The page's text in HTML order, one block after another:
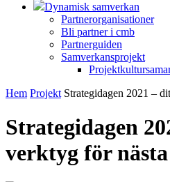
Dynamisk samverkan
Partnerorganisationer
Bli partner i cmb
Partnerguiden
Samverkansprojekt
Hem Projekt Strategidagen 2021 –
Strategidagen
verktyg för nästa